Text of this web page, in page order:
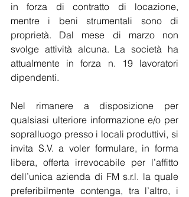
in forza di contratto di locazione,
mentre i beni strumentali sono di
proprietà. Dal mese di marzo non
svolge attività alcuna. La società ha
attualmente in forza n. 19 lavoratori
dipendenti.
Nel rimanere a disposizione per
qualsiasi ulteriore informazione e/o per
sopralluogo presso i locali produttivi, si
invita S.V. a voler formulare, in forma
libera, offerta irrevocabile per l’affitto
dell’unica azienda di FM s.r.l. la quale
preferibilmente contenga, tra l’altro, i